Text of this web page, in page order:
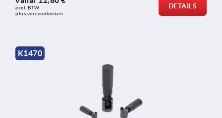
excl. BTW
plus verzendkosten
DETAILS
K1470